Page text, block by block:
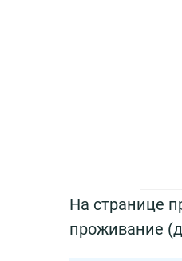
На странице
проживание